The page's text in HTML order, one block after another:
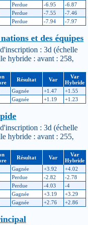
Perdue -6.95
-6.87
Perdue -7.55
-7.46
Perdue -7.94 -7.97
et des équipes
: 3d (échelle
hybride : avant : 258,
Résultat Var
Var
Hybride
Gagnée +1.47
+1.55
Gagnée +1.19 +1.23
: 3d (échelle
hybride : avant : 255,
Résultat Var
Var
Hybride
Gagnée +3.92
+4.02
Perdue -2.82
-2.78
Perdue -4.03
-4
Gagnée +3.19
+3.29
Gagnée +2.76 +2.86